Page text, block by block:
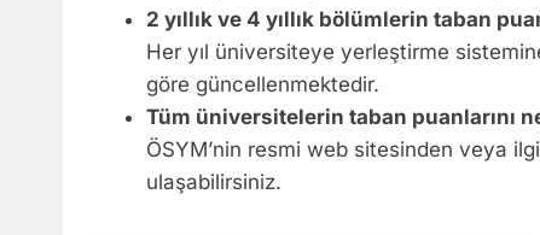
2 yıllık ve 4 yıllık bölümlerin taban
Her yıl üniversiteye yerleştirme
göre güncellenmektedir.
Tüm üniversitelerin taban puanlarını
ÖSYM’nin resmi web sitesinden veya
ulaşabilirsiniz.